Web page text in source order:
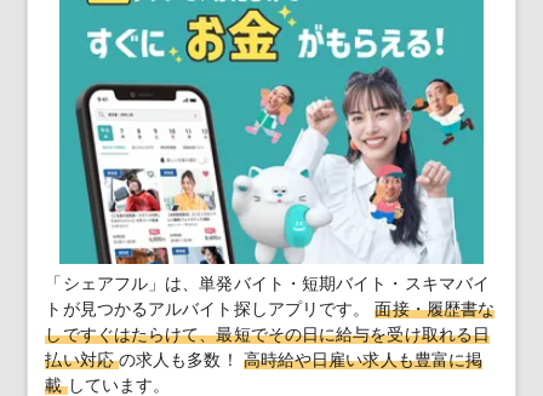
「シェアフル」は、単発バイト・短期バイト・スキマバイ
トが見つかるアルバイト探しアプリです。面接・履歴書な
しですぐはたらけて、最短でその日に給与を受け取れる日
払い対応の求人も多数！ 高時給や日雇い求人も豊富に掲
載しています。